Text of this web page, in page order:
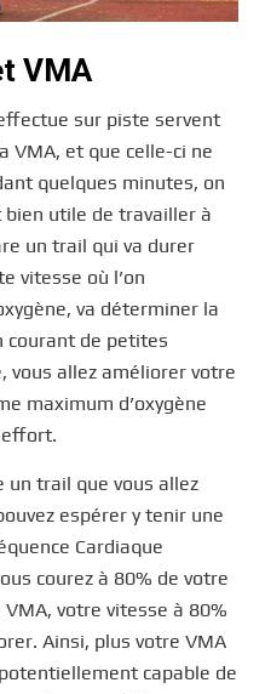
VMA
sur piste servent
VMA, et que celle-ci ne
quelques minutes, on
bien utile de travailler à
un trail qui va durer
vitesse où l’on
va déterminer la
courant de petites
vous allez améliorer votre
maximum d’oxygène
un trail que vous allez
espérer y tenir une
Cardiaque
courez à 80% de votre
votre vitesse à 80%
Ainsi, plus votre VMA
capable de